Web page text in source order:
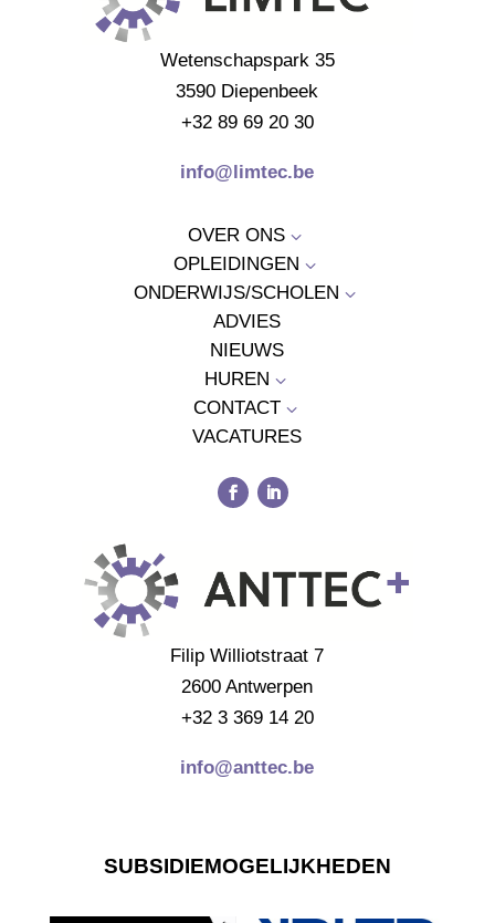
Wetenschapspark 35
3590 Diepenbeek
+32 89 69 20 30
info@limtec.be
OVER ONS 3
OPLEIDINGEN 3
ONDERWIJS/SCHOLEN 3
ADVIES
NIEUWS
HUREN 3
CONTACT3
VACATURES
Filip Williotstraat 7
2600 Antwerpen
+32 3 369 14 20
info@anttec.be
SUBSIDIEMOGELIJKHEDEN